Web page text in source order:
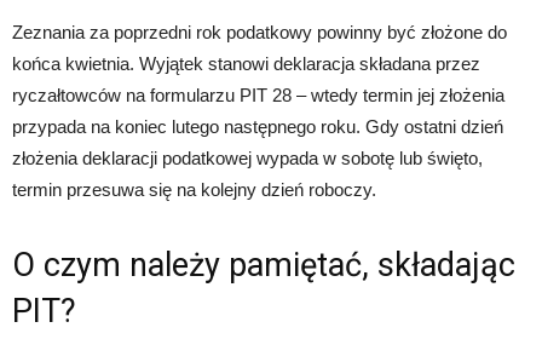
Zeznania za poprzedni rok podatkowy powinny być złożone do
końca kwietnia. Wyjątek stanowi deklaracja składana przez
ryczałtowców na formularzu PIT 28 – wtedy termin jej złożenia
przypada na koniec lutego następnego roku. Gdy ostatni dzień
złożenia deklaracji podatkowej wypada w sobotę lub święto,
termin przesuwa się na kolejny dzień roboczy.
O czym należy pamiętać, składając
PIT?